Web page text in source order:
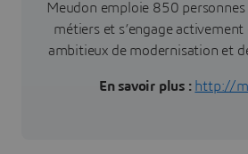
Meudon emploie 850
métiers et s’engage
ambitieux de modernisation et
En savoir plus : http://